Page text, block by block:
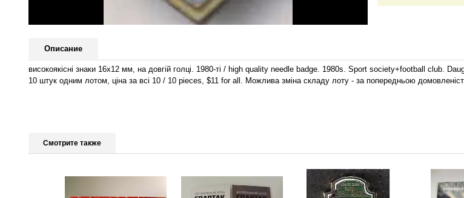
Описание
високоякісні знаки 16х12 мм, на довгій голці. 1980-ті / high quality needle badge. 1980s. Sport society+football club.
10 штук одним лотом, ціна за всі 10 / 10 pieces, $11 for all. Можлива зміна складу лоту - за попередньою
Смотрите также